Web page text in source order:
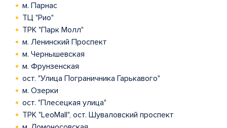
м. Парнас
ТЦ "Рио"
ТРК "Парк Молл"
м. Ленинский Проспект
м. Чернышевская
м. Фрунзенская
ост. "Улица Пограничника Гарькавого"
м. Озерки
ост. "Плесецкая улица"
ТРК "LeoMall", ост. Шуваловский проспект